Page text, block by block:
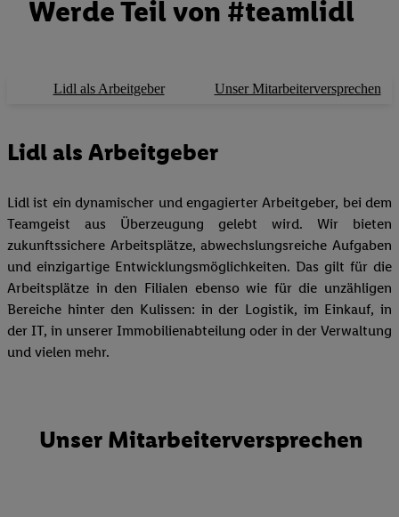
Werde Teil von #teamlidl
Lidl als Arbeitgeber Unser Mitarbeiterversprechen
Lidl als Arbeitgeber
Lidl ist ein dynamischer und engagierter Arbeitgeber, bei dem
Teamgeist aus Überzeugung gelebt wird. Wir bieten
zukunftssichere Arbeitsplätze, abwechslungsreiche Aufgaben
und einzigartige Entwicklungsmöglichkeiten. Das gilt für die
Arbeitsplätze in den Filialen ebenso wie für die unzähligen
Bereiche hinter den Kulissen: in der Logistik, im Einkauf, in
der IT, in unserer Immobilienabteilung oder in der Verwaltung
und vielen mehr.
Unser Mitarbeiterversprechen